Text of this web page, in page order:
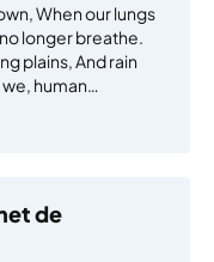
When our lungs
longer breathe.
plains, And rain
human…
de